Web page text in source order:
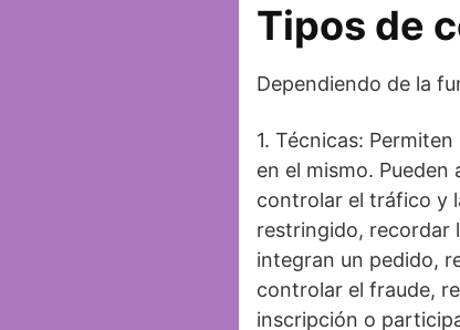
Tipos de
Dependiendo de la
1. Técnicas:
en el mismo. Pueden
controlar el tráfico y
restringido, recordar
integran un pedido,
controlar el fraude,
inscripción o